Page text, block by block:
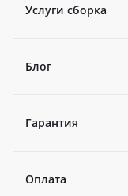
Услуги сборка
Блог
Гарантия
Оплата